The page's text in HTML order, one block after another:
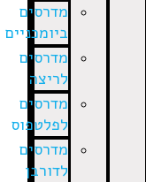
מדרסים
ביומכניים
מדרסים
לריצה
מדרסים
לפלטפוס
מדרסים
לדורבן